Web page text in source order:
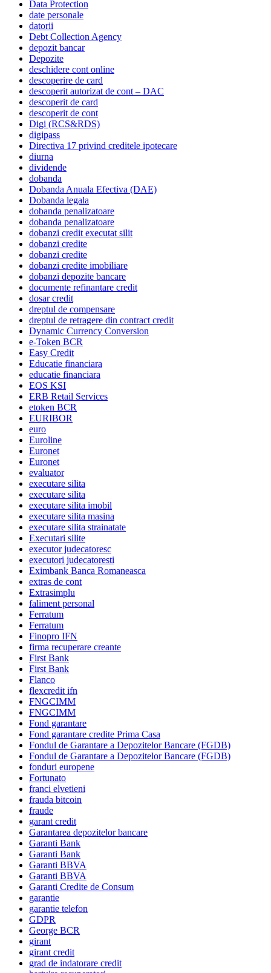
Data Protection
date personale
datorii
Debt Collection Agency
depozit bancar
Depozite
deschidere cont online
descoperire de card
descoperit autorizat de cont – DAC
descoperit de card
descoperit de cont
Digi (RCS&RDS)
digipass
Directiva 17 privind creditele ipotecare
diurna
dividende
dobanda
Dobanda Anuala Efectiva (DAE)
Dobanda legala
dobanda penalizatoare
dobanda penalizatoare
dobanzi credit executat silit
dobanzi credite
dobanzi credite
dobanzi credite imobiliare
dobanzi depozite bancare
documente refinantare credit
dosar credit
dreptul de compensare
dreptul de retragere din contract credit
Dynamic Currency Conversion
e-Token BCR
Easy Credit
Educatie financiara
educatie financiara
EOS KSI
ERB Retail Services
etoken BCR
EURIBOR
euro
Euroline
Euronet
Euronet
evaluator
executare silita
executare silita
executare silita imobil
executare silita masina
executare silita strainatate
Executari silite
executor judecatoresc
executori judecatoresti
Eximbank Banca Romaneasca
extras de cont
Extrasimplu
faliment personal
Ferratum
Ferratum
Finopro IFN
firma recuperare creante
First Bank
First Bank
Flanco
flexcredit ifn
FNGCIMM
FNGCIMM
Fond garantare
Fond garantare credite Prima Casa
Fondul de Garantare a Depozitelor Bancare (FGDB)
Fondul de Garantare a Depozitelor Bancare (FGDB)
fonduri europene
Fortunato
franci elvetieni
frauda bitcoin
fraude
garant credit
Garantarea depozitelor bancare
Garanti Bank
Garanti Bank
Garanti BBVA
Garanti BBVA
Garanti Credite de Consum
garantie
garantie telefon
GDPR
George BCR
girant
girant credit
grad de indatorare credit